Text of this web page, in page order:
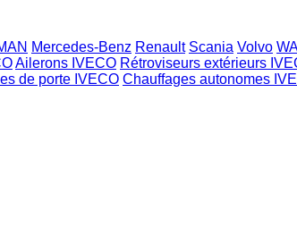
Mercedes-Benz Renault Scania Volvo
Ailerons IVECO Rétroviseurs extérieurs
de porte IVECO Chauffages autonomes